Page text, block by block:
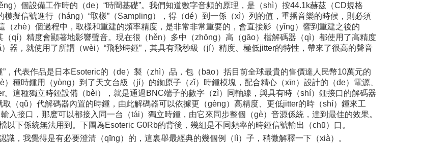
）個設備工作時的（de）“時間基礎”。我們知道數字音頻的原理，是（shì）按44.1k赫茲（CD規格
擬信號進行（háng）“取樣”（Sampling），得（dé）到一係（xì）列的值，重播音樂的時候，則必須
zhè）個過程中，取樣和重建的頻率精度，是非常非常重要的，會直接影（yǐng）響到重建之後的
（qí）精度會顯著地影響聲音。現在很（hěn）多中（zhōng）高（gāo）檔解碼器（qì）都使用了高精度
器，就使用了所謂（wèi）“飛秒時鍾”，其具有飛秒級（jí）精度、極低jitter的特性，帶來了很高的聲音
，代表作品是日本Esoteric的（de）製（zhì）品，包（bāo）括目前全球最貴的售價達人民幣10萬元的
種時鍾用（yòng）到了天文台級（jí）的銣原子（zǐ）時鍾模塊，配合精心（xīn）設計的（de）電源、
這種獨立時鍾設備（bèi），就是通過BNC端子的數字（zì）同軸線，與具有時（shí）鍾接口的解碼器
（qǔ）代解碼器內置的時鍾，由此解碼器可以依據更（gèng）高精度、更低jitter的時（shí）鍾來工
入接口，那麽可以都接入同一台（tái）獨立時鍾，由它來同步整個（gè）音源係統，達到最佳的效果。
下係統無法用到。下圖為Esoteric G0Rb的背後，幾組是不同頻率的時鍾信號輸出（chū）口。
識，我覺得是有必要澄清（qīng）的，這裏舉最經典的幾個例（lì）子，稍微解釋一下（xià）。